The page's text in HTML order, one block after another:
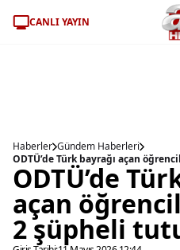
CANLI YAYIN
Haberler Gündem Haberleri
ODTÜ’de Türk bayrağı açan
ODTÜ’de
açan
2 şüpheli